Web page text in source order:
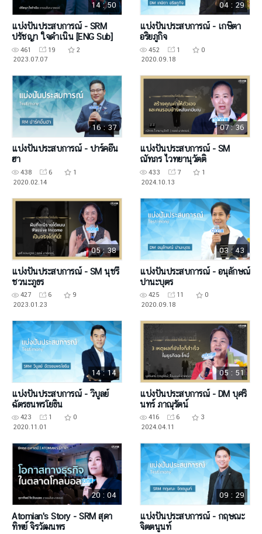
14 : 50
แบ่งปันประสบการณ์ - SRM
ปรัชญา ใจดำเนิน [ENG Sub]
461 19
2
2023.07.07
04 : 29
แบ่งปันประสบการณ์ - เกษิตา
อริยภูกิจ
452 1
0
2020.09.18
16 : 37
แบ่งปันประสบการณ์ - ปาร์คอึน
ฮา
438 6
1
2020.02.14
07 : 36
แบ่งปันประสบการณ์ - SM
ณัทภร ไวทยานุวัตติ
433 7
1
2024.10.13
05 : 38
แบ่งปันประสบการณ์ - SM นุชรี
ชวนะภูธร
427 6
9
2023.01.23
03 : 43
แบ่งปันประสบการณ์ - อนุลักษณ์
ปานะบุตร
425 11
0
2020.09.18
14 : 14
แบ่งปันประสบการณ์ - วิบูลย์
ฉัตรธนพรโยธิน
423 1
0
2020.11.01
05 : 51
แบ่งปันประสบการณ์ - DM บุศริ
นทร์ ภาณุรัตน์
416 6
3
2024.04.11
20 : 04
Atomian's Story - SRM สุดา
ทิพย์ จิรวัฒนพร
09 : 29
แบ่งปันประสบการณ์ - กฤษณะ
จิตตนูนท์